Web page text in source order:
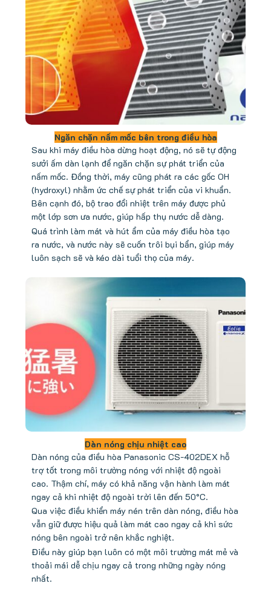
Ngăn chặn nấm mốc bên trong điều hòa
Sau khi máy điều hòa dừng hoạt động, nó sẽ tự động
sưởi ấm dàn lạnh để ngăn chặn sự phát triển của
nấm mốc. Đồng thời, máy cũng phát ra các gốc OH
(hydroxyl) nhằm ức chế sự phát triển của vi khuẩn.
Bên cạnh đó, bộ trao đổi nhiệt trên máy được phủ
một lớp sơn ưa nước, giúp hấp thụ nước dễ dàng.
Quá trình làm mát và hút ẩm của máy điều hòa tạo
ra nước, và nước này sẽ cuốn trôi bụi bẩn, giúp máy
luôn sạch sẽ và kéo dài tuổi thọ của máy.
Dàn nóng chịu nhiệt cao
Dàn nóng của điều hòa Panasonic CS-402DEX hỗ
trợ tốt trong môi trường nóng với nhiệt độ ngoài
cao. Thậm chí, máy có khả năng vận hành làm mát
ngay cả khi nhiệt độ ngoài trời lên đến 50°C.
Qua việc điều khiển máy nén trên dàn nóng, điều hòa
vẫn giữ được hiệu quả làm mát cao ngay cả khi sức
nóng bên ngoài trở nên khắc nghiệt.
Điều này giúp bạn luôn có một môi trường mát mẻ và
thoải mái dễ chịu ngay cả trong những ngày nóng
nhất.